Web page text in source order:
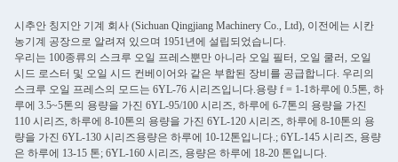
시추안 칭지안 기계 회사 (Sichuan Qingjiang Machinery Co., Ltd), 이전에는 시칸
농기계 공장으로 알려져 있으며 1951년에 설립되었습니다.
우리는 100종류의 스크루 오일 프레스뿐만 아니라 오일 필터, 오일 쿨러, 오일
시드 로스터 및 오일 시드 컨베이어와 같은 부합된 장비를 공급합니다. 우리의
스크루 오일 프레스의 모드는 6YL-76 시리즈입니다.용량 f = 1-1하루에 0.5톤, 하
루에 3.5~5톤의 용량을 가진 6YL-95/100 시리즈, 하루에 6-7톤의 용량을 가진
110 시리즈, 하루에 8-10톤의 용량을 가진 6YL-120 시리즈, 하루에 8-10톤의 용
량을 가진 6YL-130 시리즈용량은 하루에 10-12톤입니다.; 6YL-145 시리즈, 용량
은 하루에 13-15 톤; 6YL-160 시리즈, 용량은 하루에 18-20 톤입니다.